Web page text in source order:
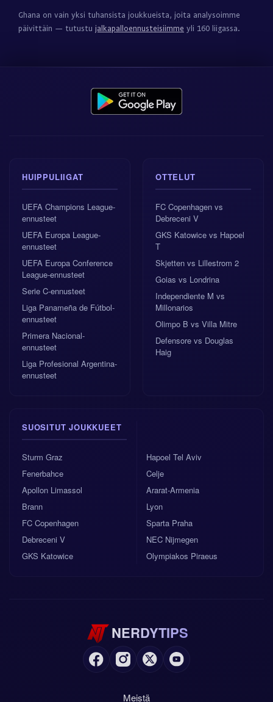
Ghana on vain yksi tuhansista joukkueista, joita analysoimme
päivittäin — tutustu jalkapalloennusteisiimme yli 160 liigassa.
HUIPPULIIGAT
UEFA Champions League-
ennusteet
UEFA Europa League-
ennusteet
UEFA Europa Conference
League-ennusteet
Serie C-ennusteet
Liga Panameña de Fútbol-
ennusteet
Primera Nacional-
ennusteet
Liga Profesional Argentina-
ennusteet
OTTELUT
FC Copenhagen vs
Debreceni V
GKS Katowice vs Hapoel
T
Skjetten vs Lillestrom 2
Goias vs Londrina
Independiente M vs
Millonarios
Olimpo B vs Villa Mitre
Defensore vs Douglas
Haig
SUOSITUT JOUKKUEET
Sturm Graz
Fenerbahce
Apollon Limassol
Brann
FC Copenhagen
Debreceni V
GKS Katowice
Hapoel Tel Aviv
Celje
Ararat-Armenia
Lyon
Sparta Praha
NEC Nijmegen
Olympiakos Piraeus
NERDYTIPS
Meistä